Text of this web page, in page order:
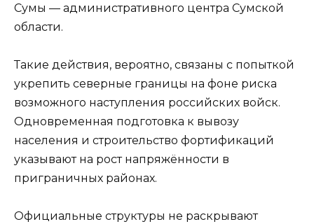
Сумы — административного центра Сумской
области.
Такие действия, вероятно, связаны с попыткой
укрепить северные границы на фоне риска
возможного наступления российских войск.
Одновременная подготовка к вывозу
населения и строительство фортификаций
указывают на рост напряжённости в
приграничных районах.
Официальные структуры не раскрывают